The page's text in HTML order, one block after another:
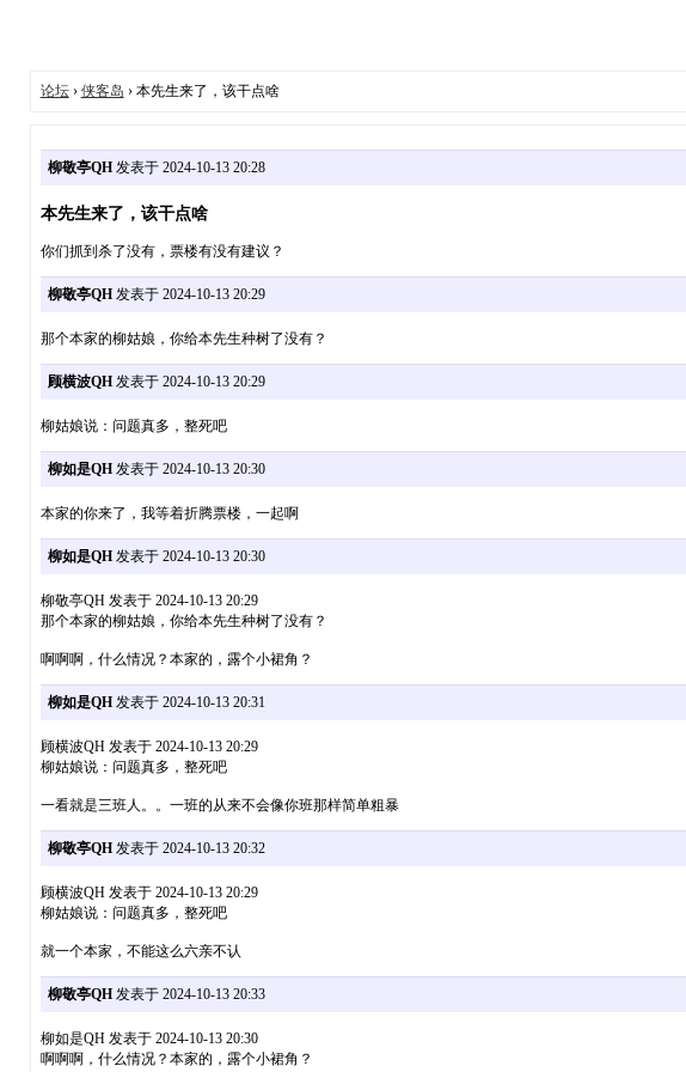
论坛› 侠客岛 › 本先生来了，该干点啥
柳敬亭QH发表于 2024-10-13 20:28
本先生来了，该干点啥
你们抓到杀了没有，票楼有没有建议？
柳敬亭QH发表于 2024-10-13 20:29
那个本家的柳姑娘，你给本先生种树了没有？
顾横波QH发表于 2024-10-13 20:29
柳姑娘说：问题真多，整死吧
柳如是QH发表于 2024-10-13 20:30
本家的你来了，我等着折腾票楼，一起啊
柳如是QH发表于 2024-10-13 20:30
柳敬亭QH 发表于 2024-10-13 20:29
那个本家的柳姑娘，你给本先生种树了没有？
啊啊啊，什么情况？本家的，露个小裙角？
柳如是QH发表于 2024-10-13 20:31
顾横波QH 发表于 2024-10-13 20:29
柳姑娘说：问题真多，整死吧
一看就是三班人。。一班的从来不会像你班那样简单粗暴
柳敬亭QH发表于 2024-10-13 20:32
顾横波QH 发表于 2024-10-13 20:29
柳姑娘说：问题真多，整死吧
就一个本家，不能这么六亲不认
柳敬亭QH发表于 2024-10-13 20:33
柳如是QH 发表于 2024-10-13 20:30
啊啊啊，什么情况？本家的，露个小裙角？